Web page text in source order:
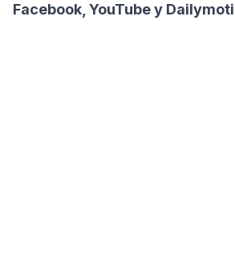
Facebook, YouTube y